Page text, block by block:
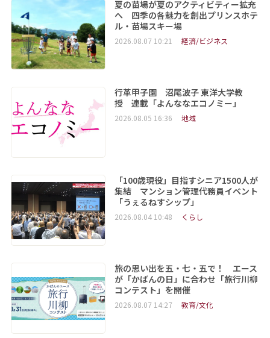
夏の苗場が夏のアクティビティー拡充
へ 四季の各魅力を創出プリンスホテ
ル・苗場スキー場
2026.08.07 10:21 経済/ビジネス
行革甲子園 沼尾波子 東洋大学教
授 連載「よんななエコノミー」
2026.08.05 16:36 地域
「100歳現役」目指すシニア1500人が
集結 マンション管理代務員イベント
「うぇるねすシップ」
2026.08.04 10:48 くらし
旅の思い出を五・七・五で！ エース
が「かばんの日」に合わせ「旅行川柳
コンテスト」を開催
2026.08.07 14:27 教育/文化